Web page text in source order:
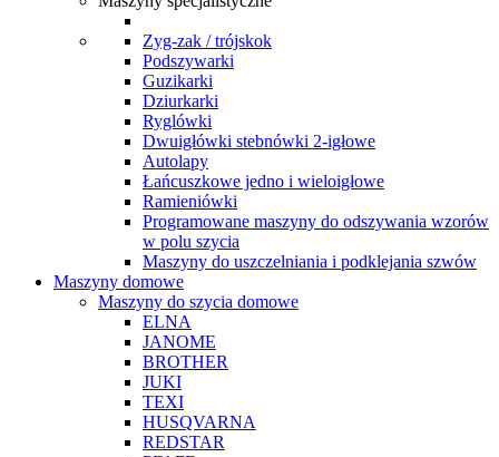
Zyg-zak / trójskok
Podszywarki
Guzikarki
Dziurkarki
Ryglówki
Dwuigłówki stebnówki 2-igłowe
Autolapy
Łańcuszkowe jedno i wieloigłowe
Ramieniówki
Programowane maszyny do odszywania wzorów
w polu szycia
Maszyny do uszczelniania i podklejania szwów
Maszyny domowe
Maszyny do szycia domowe
ELNA
JANOME
BROTHER
JUKI
TEXI
HUSQVARNA
REDSTAR